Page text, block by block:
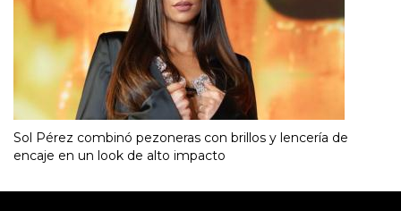
Sol Pérez combinó pezoneras con brillos y lencería de
encaje en un look de alto impacto